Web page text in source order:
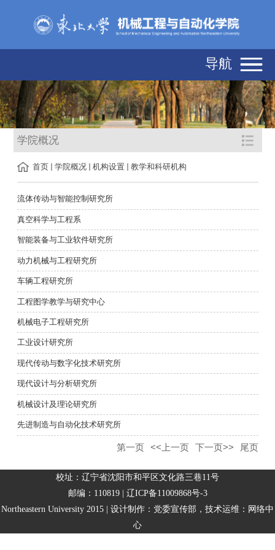
导航
学院概况
首页 学院概况 机构设置 教学和科研机构
流体传动与智能控制研究所
真空科学与工程系
智能装备与工业软件研究所
动力机械与工程研究所
车辆工程研究所
工程图学教学与研究中心
机械电子工程研究所
工业设计研究所
现代传动与数字化技术研究所
现代设计与分析研究所
机械设计及理论研究所
先进制造与自动化技术研究所
第一页 <<上一页 下一页>> 尾页
校址：辽宁省沈阳市和平区文化路三巷11号
邮编：110819 | 辽ICP备11009868号-3
Northeastern University 2015 | 设计制作：党委宣传部，技术运维：网络中
心